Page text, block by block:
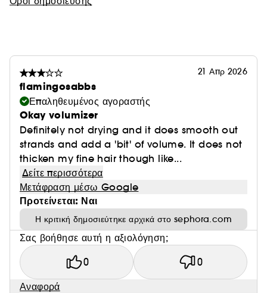
21 Απρ 2026
flamingosabbs
Επαληθευμένος αγοραστής
Okay volumizer
Definitely not drying and it does smooth out
strands and add a 'bit' of volume. It does not
thicken my fine hair though like...
Δείτε περισσότερα
Μετάφραση μέσω Google
Προτείνεται: Ναι
Η κριτική δημοσιεύτηκε αρχικά στο sephora.com
Σας βοήθησε αυτή η αξιολόγηση;
0 0
Αναφορά